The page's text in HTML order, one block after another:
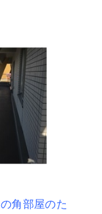
角部屋のた